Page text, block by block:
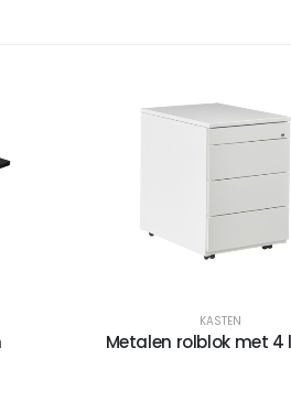
KASTEN
Metalen rolblok met 4